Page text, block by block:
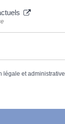
légale et administrative